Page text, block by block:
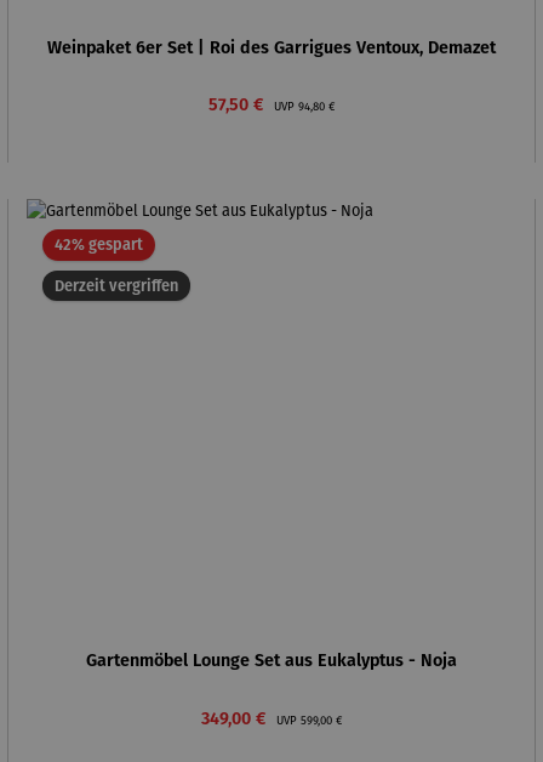
Weinpaket 6er Set | Roi des Garrigues Ventoux, Demazet
Verkaufspreis:
57,50 € UVP Regulärer Preis:
94,80 €
Derzeit vergriffen
42% gespartRabatt
Gartenmöbel Lounge Set aus Eukalyptus - Noja
Verkaufspreis:
349,00 € UVP Regulärer Preis:
599,00 €